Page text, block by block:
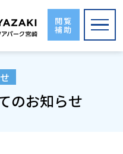
閲覧
補助
のお知らせ